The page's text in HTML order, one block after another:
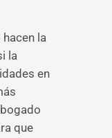
la
la
en
que